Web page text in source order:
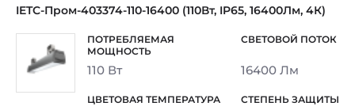
IETC-Пром-403374-110-16400 (110Вт, IP65, 16400Лм, 4К)
110 Вт 16400 Лм